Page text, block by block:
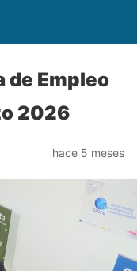
de Empleo
2026
hace 5 meses